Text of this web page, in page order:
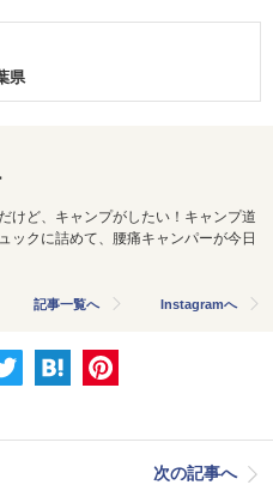
県
けど、キャンプがしたい！ キャンプ道
ックに詰めて、 腰痛キャンパーが今日
記事一覧へ Instagramへ
次の記事へ